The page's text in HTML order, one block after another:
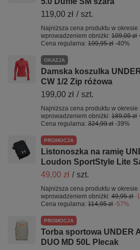
119,00 zł / szt.
Najniższa cena produktu w okresie
wprowadzeniem obniżki: 109,00 zł
Cena regularna: 199,95 zł -40%
OKAZJA
Damska koszulka
CW 1/2 Zip różowa
199,00 zł / szt.
Najniższa cena produktu w okresie
wprowadzeniem obniżki: 189,05 zł
Cena regularna: 324,99 zł -39%
PROMOCJA
Listonoszka na ramię
Loudon SportStyle Lite
49,00 zł / szt.
Najniższa cena produktu w okresie
wprowadzeniem obniżki: 49,95 zł -
Cena regularna: 114,95 zł -57%
PROMOCJA
Torba sportowa UNDER
DUO MD 50L Plecak